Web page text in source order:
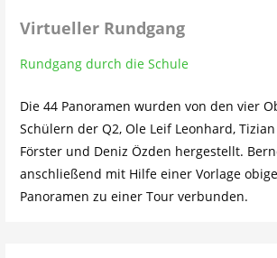
Virtueller Rundgang
Rundgang durch die Schule
Die 44 Panoramen wurden von den vier
Schülern der Q2, Ole Leif Leonhard,
Förster und Deniz Özden hergestellt.
anschließend mit Hilfe einer Vorlage
Panoramen zu einer Tour verbunden.